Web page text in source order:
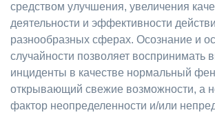
средством улучшения, увеличения
деятельности и эффективности
разнообразных сферах. Осознание и
случайности позволяет воспринимать
инциденты в качестве нормальный
открывающий свежие возможности, а
фактор неопределенности и/или